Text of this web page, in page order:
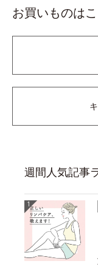
お買いものは
週間人気記事